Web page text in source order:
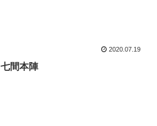
2020.07.19
七間本陣